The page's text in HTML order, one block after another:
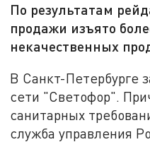
По результатам
продажи изъято
некачественных
В Санкт-Петербурге
сети "Светофор".
санитарных
служба управления